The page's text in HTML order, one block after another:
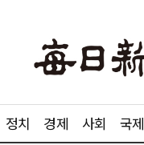
정치 경제 사회 국제